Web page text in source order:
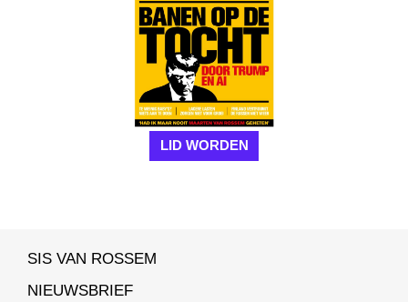
LID WORDEN
SIS VAN ROSSEM
NIEUWSBRIEF